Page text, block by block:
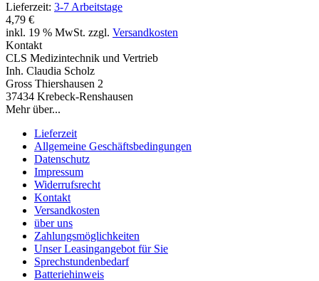
Lieferzeit: 3-7 Arbeitstage
4,79 €
inkl. 19 % MwSt. zzgl. Versandkosten
Kontakt
CLS Medizintechnik und Vertrieb
Inh. Claudia Scholz
Gross Thiershausen 2
37434 Krebeck-Renshausen
Mehr über...
Lieferzeit
Allgemeine Geschäftsbedingungen
Datenschutz
Impressum
Widerrufsrecht
Kontakt
Versandkosten
über uns
Zahlungsmöglichkeiten
Unser Leasingangebot für Sie
Sprechstundenbedarf
Batteriehinweis